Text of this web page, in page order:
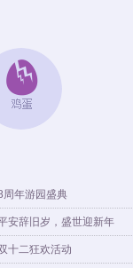
周年游园盛典
安辞旧岁，盛世迎新年
十二狂欢活动